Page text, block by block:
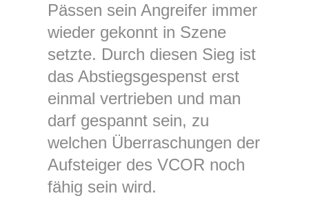
Pässen sein Angreifer immer
wieder gekonnt in Szene
setzte. Durch diesen Sieg ist
das Abstiegsgespenst erst
einmal vertrieben und man
darf gespannt sein, zu
welchen Überraschungen der
Aufsteiger des VCOR noch
fähig sein wird.